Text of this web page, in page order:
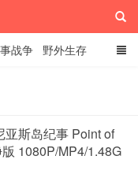
战争 野外生存
斯岛纪事 Point of
1080P/MP4/1.48G